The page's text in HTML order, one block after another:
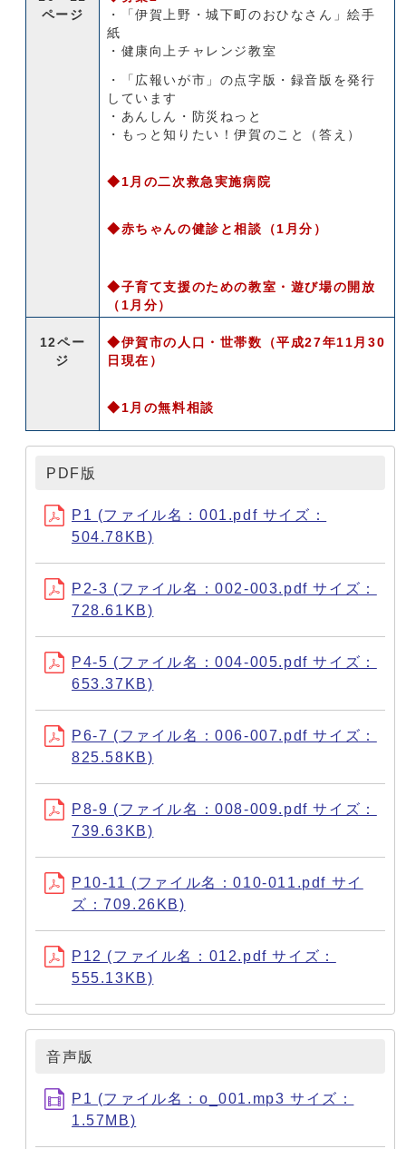
ページ
・「伊賀上野・城下町のおひなさん」絵手
紙
・健康向上チャレンジ教室
・「広報いが市」の点字版・録音版を発行
しています
・あんしん・防災ねっと
・もっと知りたい！伊賀のこと（答え）
◆1月の二次救急実施病院
◆赤ちゃんの健診と相談（1月分）
◆子育て支援のための教室・遊び場の開放
（1月分）
12ペー
ジ
◆伊賀市の人口・世帯数（平成27年11月30
日現在）
◆1月の無料相談
PDF版
P1 (ファイル名：001.pdf サイズ：
504.78KB)
P2-3 (ファイル名：002-003.pdf サイズ：
728.61KB)
P4-5 (ファイル名：004-005.pdf サイズ：
653.37KB)
P6-7 (ファイル名：006-007.pdf サイズ：
825.58KB)
P8-9 (ファイル名：008-009.pdf サイズ：
739.63KB)
P10-11 (ファイル名：010-011.pdf サイ
ズ：709.26KB)
P12 (ファイル名：012.pdf サイズ：
555.13KB)
音声版
P1 (ファイル名：o_001.mp3 サイズ：
1.57MB)